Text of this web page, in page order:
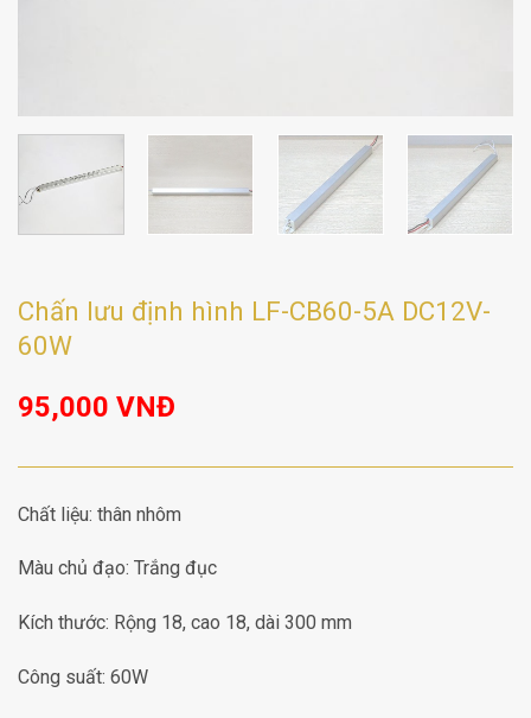
Chấn lưu định hình LF-CB60-5A DC12V-
60W
95,000 VNĐ
Chất liệu: thân nhôm
Màu chủ đạo: Trắng đục
Kích thước: Rộng 18, cao 18, dài 300 mm
Công suất: 60W